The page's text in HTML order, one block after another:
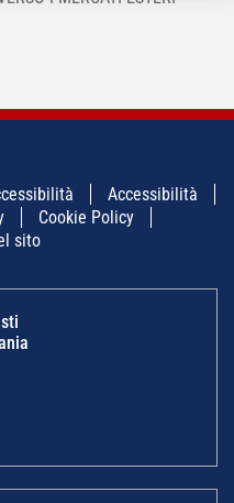
Accessibilità
Cookie Policy
sito